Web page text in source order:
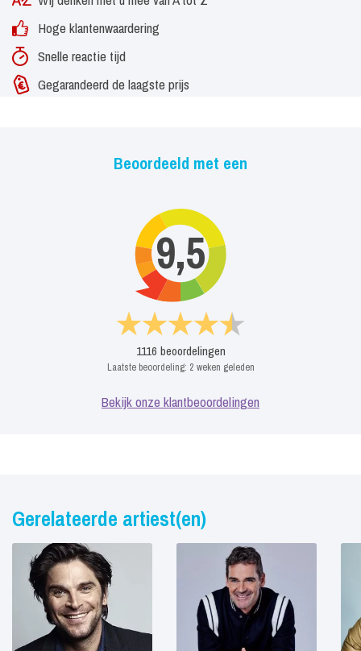
Hoge klantenwaardering
Snelle reactie tijd
Gegarandeerd de laagste prijs
Beoordeeld met een
9,5
1116 beoordelingen
Laatste beoordeling: 2 weken geleden
Bekijk onze klantbeoordelingen
Gerelateerde artiest(en)